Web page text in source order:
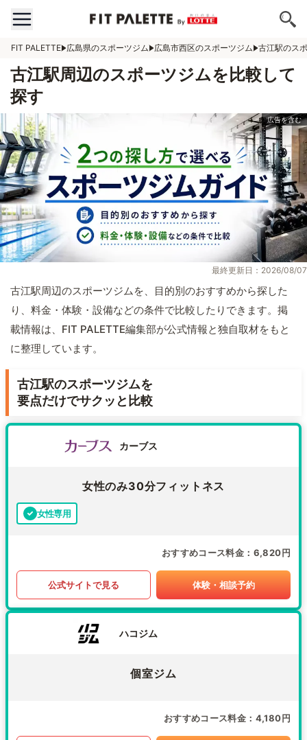
FIT PALETTE 広島県のスポーツジム 広島市西区のスポーツジム 古江駅のス
古江駅周辺のスポーツジムを比較して
探す
最終更新日：2026/08/07
古江駅周辺のスポーツジムを、目的別のおすすめから探した
り、料金・体験・設備などの条件で比較したりできます。掲
載情報は、FIT PALETTE編集部が公式情報と独自取材をもと
に整理しています。
古江駅のスポーツジムを
要点だけでサクッと比較
カーブス
女性のみ30分フィットネス
女性専用
おすすめコース料金 6,820円
公式サイトで見る 体験・相談予約
ハコジム
個室ジム
おすすめコース料金 4,180円